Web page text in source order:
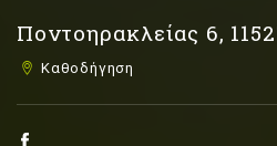
Ποντοηρακλείας 6,
Καθοδήγηση